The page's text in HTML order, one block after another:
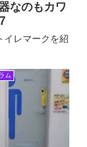
なのもカワ
イレマークを紹
ム